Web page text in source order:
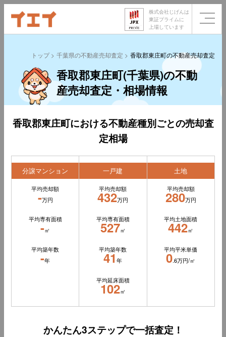
株式会社じげんは
東証プライムに
上場しています
トップ 千葉県の不動産売却査定 香取郡東庄町の不動産売却査定
香取郡東庄町(千葉県)の不動
産売却査定・相場情報
香取郡東庄町における不動産種別ごとの売却査
定相場
分譲マンション
平均売却額
-万円
平均専有面積
-㎡
平均築年数
-年
一戸建
平均売却額
432万円
平均専有面積
527㎡
平均築年数
41年
平均延床面積
102㎡
土地
平均売却額
280万円
平均土地面積
442㎡
平均平米単価
0.6万円/㎡
かんたん3ステップで一括査定！